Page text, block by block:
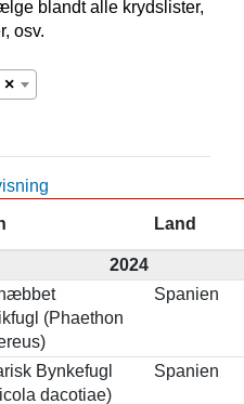
blandt alle krydslister,
osv.
×
Land
2024
(Phaethon
Spanien
Bynkefugl
dacotiae)
Spanien